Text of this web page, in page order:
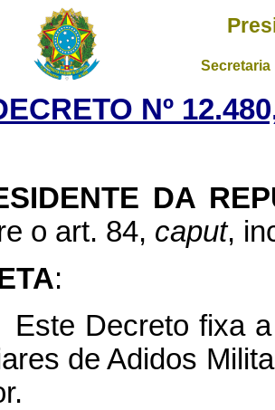
Nº
DA
o art. 84, caput,
:
Este Decreto fixa
de Adidos